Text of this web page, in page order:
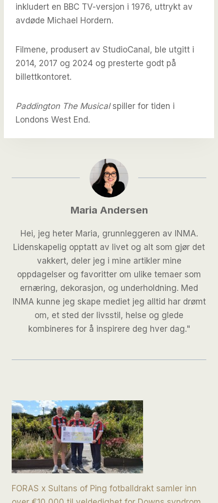
inkludert en BBC TV-versjon i 1976, uttrykt av
avdøde Michael Hordern.
Filmene, produsert av StudioCanal, ble utgitt i
2014, 2017 og 2024 og presterte godt på
billettkontoret.
Paddington The Musicalspiller for tiden i
Londons West End.
Maria Andersen
Hei, jeg heter Maria, grunnleggeren av INMA.
Lidenskapelig opptatt av livet og alt som gjør det
vakkert, deler jeg i mine artikler mine
oppdagelser og favoritter om ulike temaer som
ernæring, dekorasjon, og underholdning. Med
INMA kunne jeg skape mediet jeg alltid har drømt
om, et sted der livsstil, helse og glede
kombineres for å inspirere deg hver dag."
FORAS x Sultans of Ping fotballdrakt samler inn